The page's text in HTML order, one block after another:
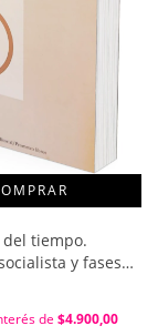
del tiempo.
y fases
/ Ariel H.
de $4.900,00